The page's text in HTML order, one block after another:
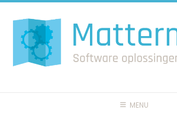
naar
inhoud
MENU